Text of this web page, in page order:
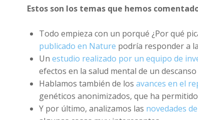
Estos son los temas que hemos
Todo empieza con un porqué ¿Por qué
publicado en Nature podría responder a
Un estudio realizado por un equipo de
efectos en la salud mental de un
Hablamos también de los avances en el
genéticos anonimizados, que ha
Y por último, analizamos las novedades